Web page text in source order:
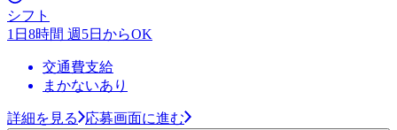
シフト
1日8時間 週5日からOK
交通費支給
まかないあり
詳細を見る 応募画面に進む